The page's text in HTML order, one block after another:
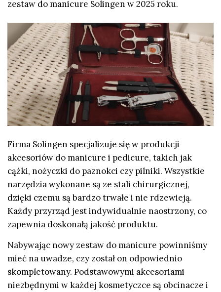
zestaw do manicure Solingen w 2025 roku.
Firma Solingen specjalizuje się w produkcji
akcesoriów do manicure i pedicure, takich jak
cążki, nożyczki do paznokci czy pilniki. Wszystkie
narzędzia wykonane są ze stali chirurgicznej,
dzięki czemu są bardzo trwałe i nie rdzewieją.
Każdy przyrząd jest indywidualnie naostrzony, co
zapewnia doskonałą jakość produktu.
Nabywając nowy zestaw do manicure powinniśmy
mieć na uwadze, czy został on odpowiednio
skompletowany. Podstawowymi akcesoriami
niezbędnymi w każdej kosmetyczce są obcinacze i